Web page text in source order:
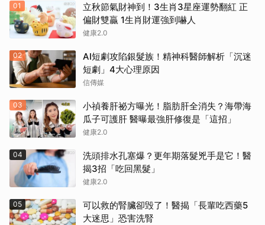
01
立秋節氣財神到！3生肖3星座運勢翻紅 正
偏財雙贏 1生肖財運強到嚇人
健康2.0
02
AI短劇攻陷銀髮族！精神科醫師解析「沉迷
短劇」4大心理原因
信傳媒
03
小禎養肝祕方曝光！脂肪肝全消失？海帶海
瓜子可護肝 醫曝最強肝修復是「這招」
健康2.0
04
洗頭排水孔塞爆？更年期落髮兇手是它！醫
揭3招「吃回黑髮」
健康2.0
05
可以救的腎臟卻毁了！醫揭「長輩吃西藥5
大迷思」恐害洗腎